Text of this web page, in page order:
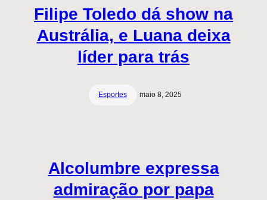
Filipe Toledo dá show na
Austrália, e Luana deixa
líder para trás
Esportes maio 8, 2025
Alcolumbre expressa
admiração por papa